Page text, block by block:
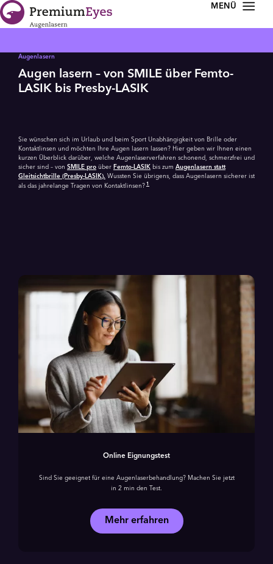
Zur Navigation springen
Zum Inhalt springen
Augenlasern
Augen lasern – von SMILE über Femto-
LASIK bis Presby-LASIK
Sie wünschen sich im Urlaub und beim Sport Unabhängigkeit von Brille oder
Kontaktlinsen und möchten Ihre Augen lasern lassen? Hier geben wir Ihnen einen
kurzen Überblick darüber, welche Augenlaser­verfahren schonend, schmerzfrei und
sicher sind – von SMILE pro über Femto-LASIK bis zum Augenlasern statt
Gleitsichtbrille (Presby-LASIK). Wussten Sie übrigens, dass Augenlasern sicherer ist
als das jahrelange Tragen von Kontaktlinsen? 1
Online Eignungstest
Sind Sie geeignet für eine Augenlaser­behandlung? Machen Sie jetzt
in 2 min den Test.
Mehr erfahren